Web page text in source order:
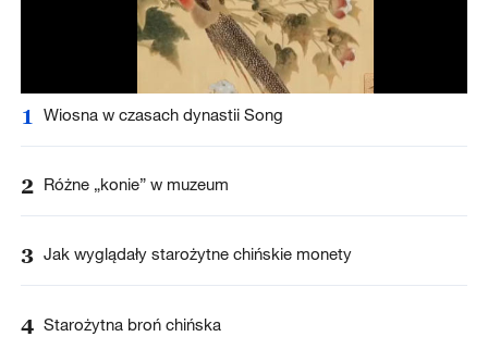
1 Wiosna w czasach dynastii Song
2 Różne „konie” w muzeum
3 Jak wyglądały starożytne chińskie monety
4 Starożytna broń chińska